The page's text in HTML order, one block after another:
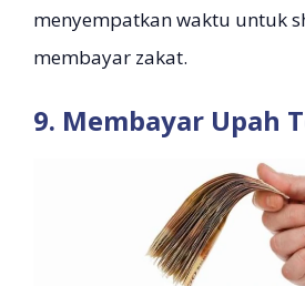
menyempatkan waktu untuk
membayar zakat.
9. Membayar Upah